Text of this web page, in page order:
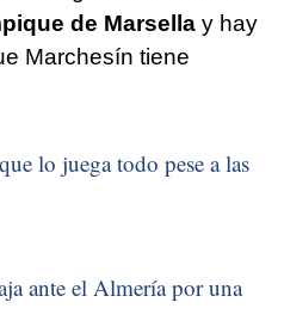
de Marsella y hay
Marchesín tiene
lo juega todo pese a las
ante el Almería por una